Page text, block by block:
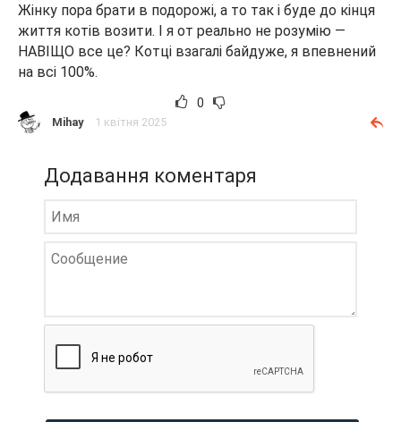
Жінку пора брати в подорожі, а то так і буде до кінця
життя котів возити. І я от реально не розумію —
НАВІЩО все це? Котці взагалі байдуже, я впевнений
на всі 100%.
0
Mihay 1 квітня 2025
Додавання коментаря